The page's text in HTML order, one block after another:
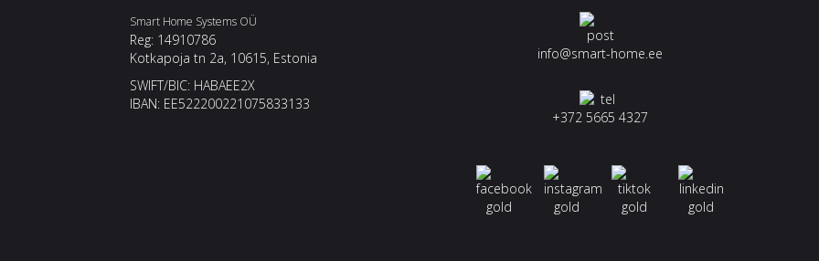
Smart Home Systems OÜ
Reg: 14910786
Kotkapoja tn 2a, 10615, Estonia
SWIFT/BIC: HABAEE2X
IBAN: EE522200221075833133
info@smart-home.ee
+372 5665 4327